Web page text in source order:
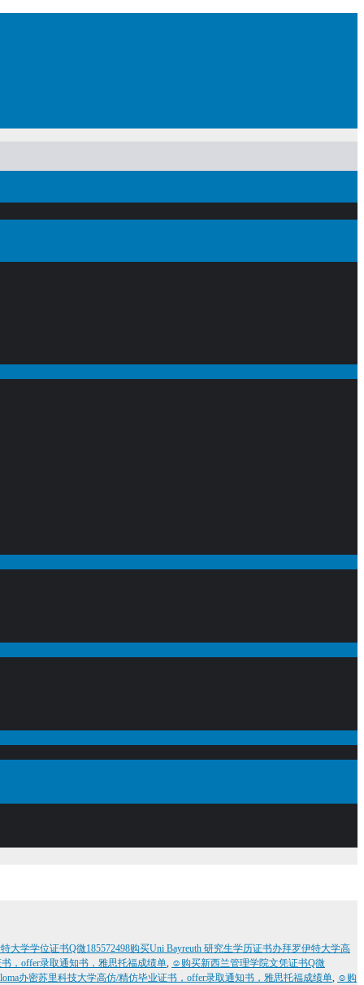
大学学位证书Q微185572498购买Uni Bayreuth 研究生学历证书办拜罗伊特大学高
，offer录取通知书，雅思托福成绩单, ☺购买新西兰管理学院文凭证书Q微
办密苏里科技大学高仿/精仿毕业证书，offer录取通知书，雅思托福成绩单, ☺购